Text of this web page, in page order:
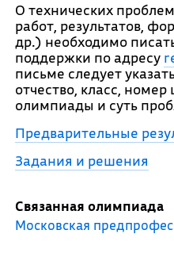
О технических
работ, результатов,
др.) необходимо
поддержки по адресу
письме следует
отчество, класс,
олимпиады и суть
Предварительные
Задания и решения
Связанная олимпиада
Московская